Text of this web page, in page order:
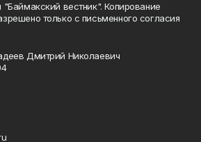
вестник". Копирование
только с письменного согласия
Дмитрий Николаевич